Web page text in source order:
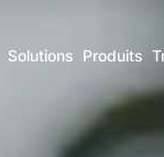
Solutions Produits